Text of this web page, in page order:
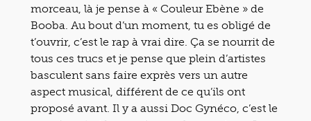
morceau, là je pense à « Couleur Ebène » de
Booba. Au bout d’un moment, tu es obligé de
t’ouvrir, c’est le rap à vrai dire. Ça se nourrit de
tous ces trucs et je pense que plein d’artistes
basculent sans faire exprès vers un autre
aspect musical, différent de ce qu’ils ont
proposé avant. Il y a aussi Doc Gynéco, c’est le